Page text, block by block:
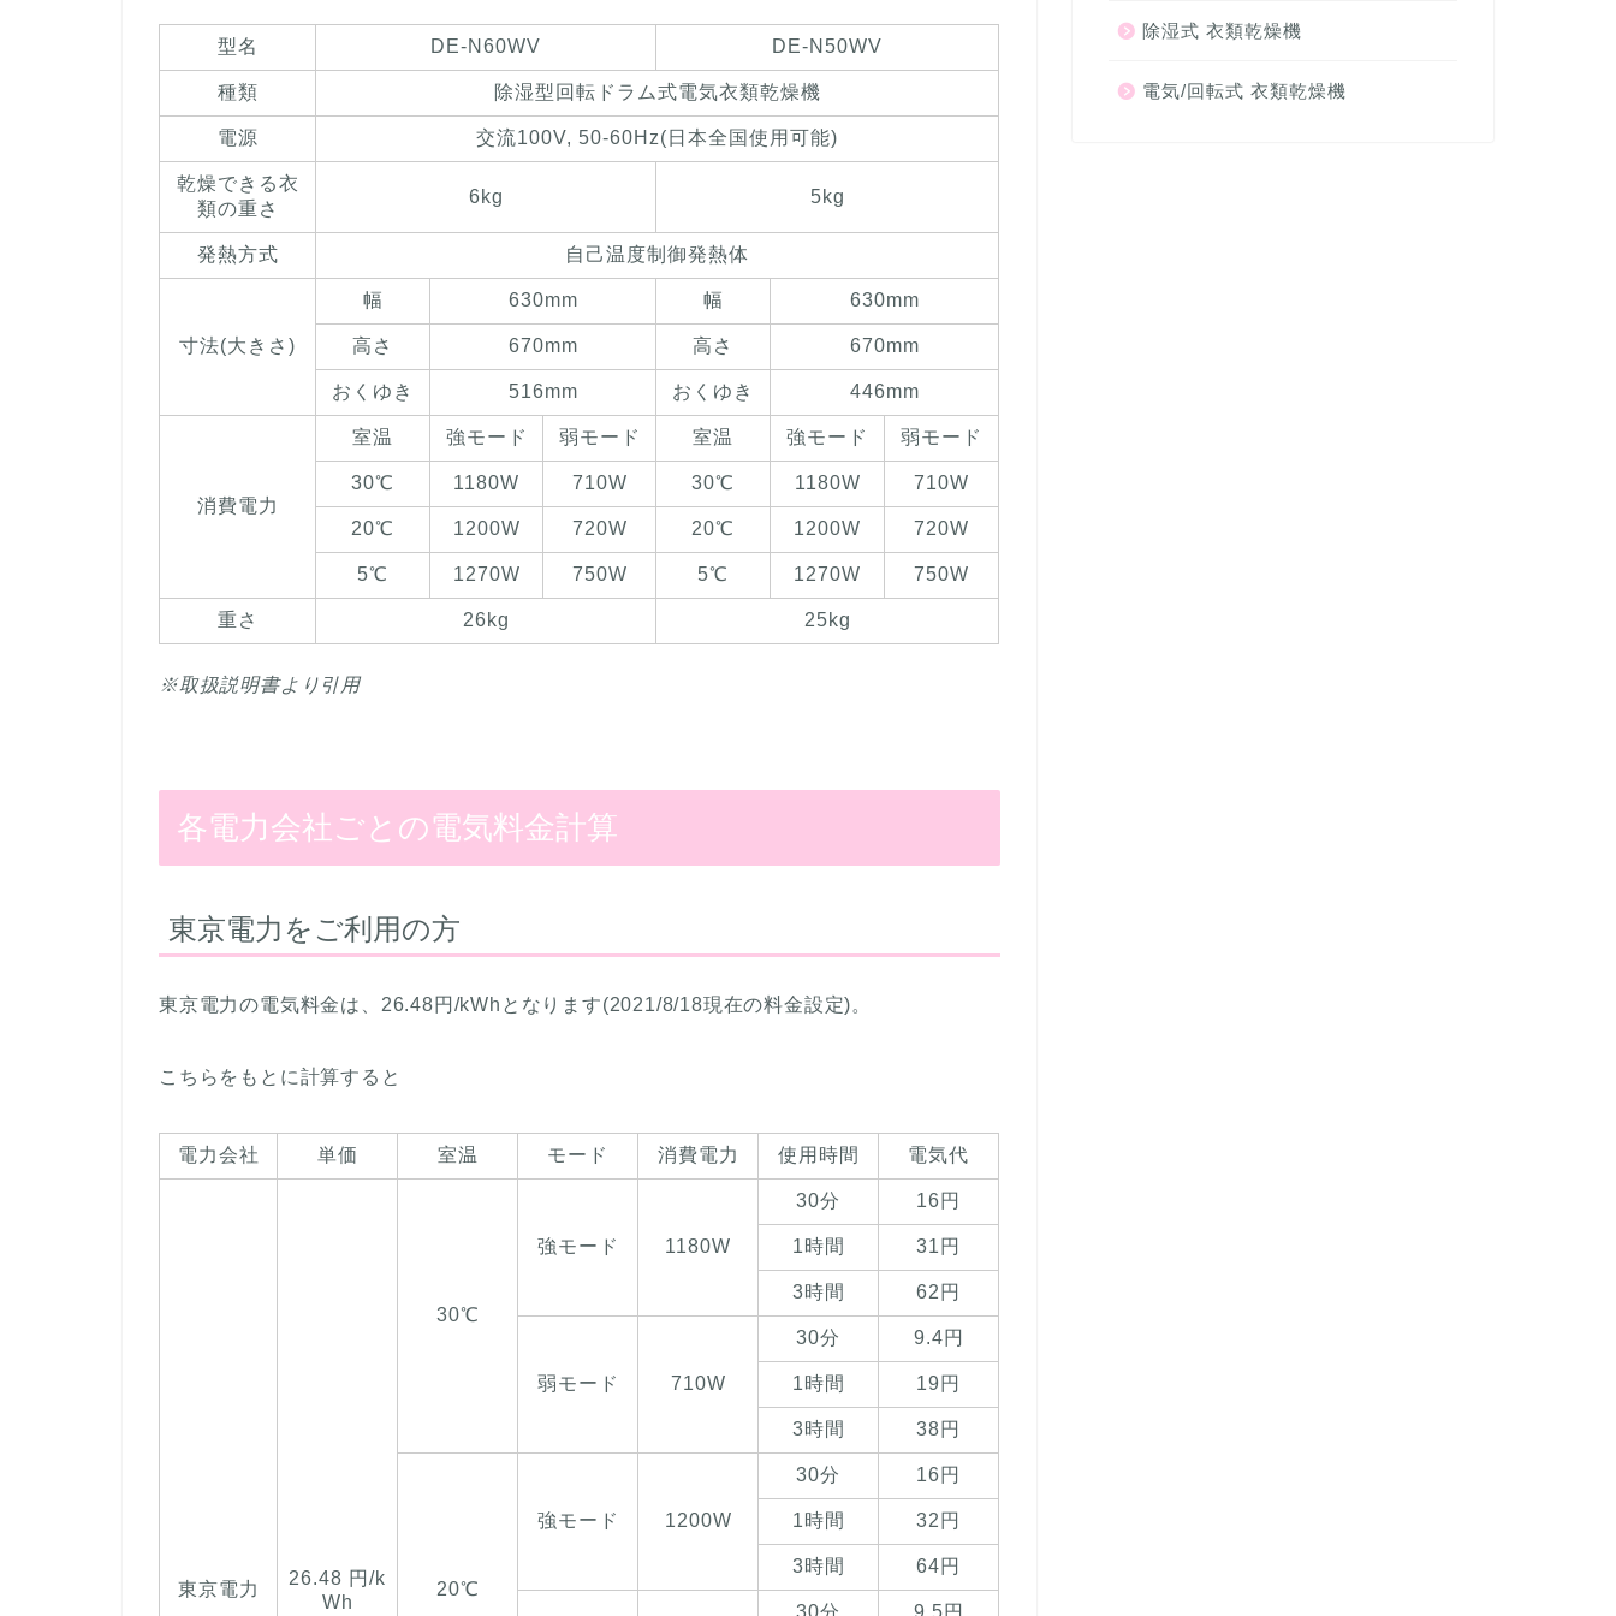
型名 DE-N60WV DE-N50WV
種類 除湿型回転ドラム式電気衣類乾燥機
電源 交流100V, 50-60Hz(日本全国使用可能)
乾燥できる衣
類の重さ
6kg 5kg
発熱方式 自己温度制御発熱体
寸法(大きさ)
幅 630mm 幅 630mm
高さ 670mm 高さ 670mm
おくゆき 516mm おくゆき 446mm
消費電力
室温 強モード 弱モード 室温 強モード 弱モード
30℃ 1180W 710W 30℃ 1180W 710W
20℃ 1200W 720W 20℃ 1200W 720W
5℃ 1270W 750W 5℃ 1270W 750W
重さ 26kg 25kg
※取扱説明書より引用
各電力会社ごとの電気料金計算
東京電力をご利用の方
東京電力の電気料金は、26.48円/kWhとなります(2021/8/18現在の料金設定)。
こちらをもとに計算すると
電力会社 単価 室温 モード 消費電力 使用時間 電気代
東京電力
26.48 円/k
Wh
30℃
強モード 1180W
30分 16円
1時間 31円
3時間 62円
弱モード 710W
30分 9.4円
1時間 19円
3時間 38円
20℃
強モード 1200W
30分 16円
1時間 32円
3時間 64円
30分 9.5円
除湿式 衣類乾燥機
電気/回転式 衣類乾燥機